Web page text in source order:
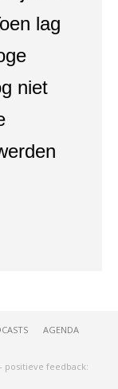
lag
niet
AGENDA
feedback: